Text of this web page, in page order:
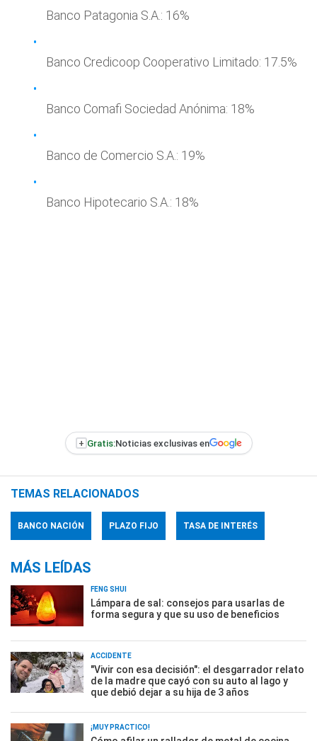
Banco Patagonia S.A.: 16%
Banco Credicoop Cooperativo Limitado: 17.5%
Banco Comafi Sociedad Anónima: 18%
Banco de Comercio S.A.: 19%
Banco Hipotecario S.A.: 18%
+ Gratis:Noticias exclusivas en
TEMAS RELACIONADOS
BANCO NACIÓN PLAZO FIJO TASA DE INTERÉS
MÁS LEÍDAS
FENG SHUI
Lámpara de sal: consejos para usarlas de
forma segura y que su uso de beneficios
ACCIDENTE
"Vivir con esa decisión": el desgarrador relato
de la madre que cayó con su auto al lago y
que debió dejar a su hija de 3 años
¡MUY PRÁCTICO!